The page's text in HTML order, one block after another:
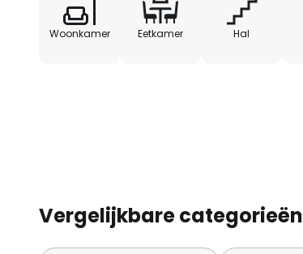
Woonkamer Eetkamer Hal
Vergelijkbare categorieën